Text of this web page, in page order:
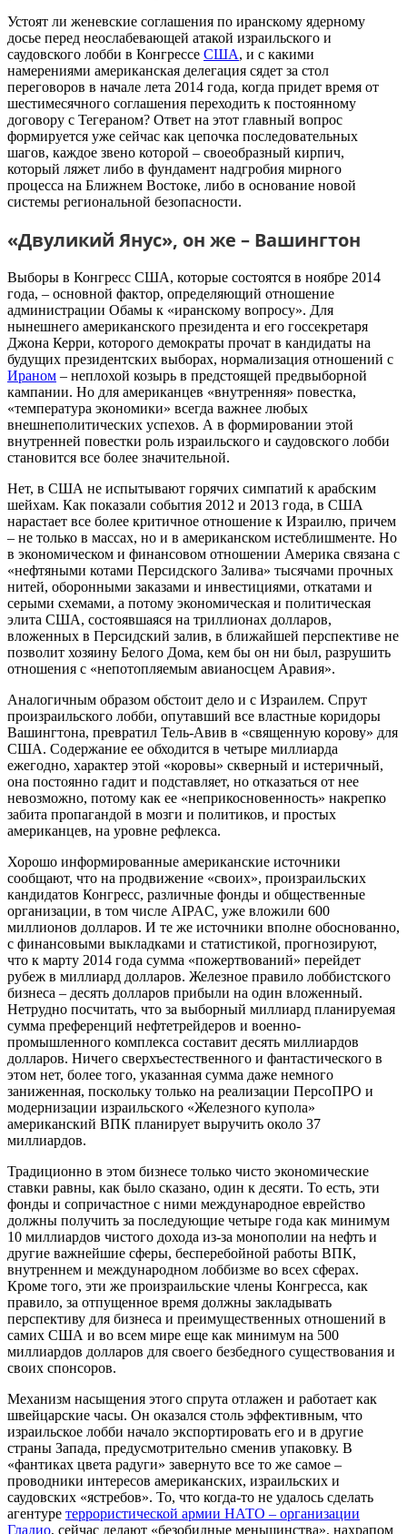
Устоят ли женевские соглашения по иранскому ядерному
досье перед неослабевающей атакой израильского и
саудовского лобби в Конгрессе США, и с какими
намерениями американская делегация сядет за стол
переговоров в начале лета 2014 года, когда придет время от
шестимесячного соглашения переходить к постоянному
договору с Тегераном? Ответ на этот главный вопрос
формируется уже сейчас как цепочка последовательных
шагов, каждое звено которой – своеобразный кирпич,
который ляжет либо в фундамент надгробия мирного
процесса на Ближнем Востоке, либо в основание новой
системы региональной безопасности.
«Двуликий Янус», он же – Вашингтон
Выборы в Конгресс США, которые состоятся в ноябре 2014
года, – основной фактор, определяющий отношение
администрации Обамы к «иранскому вопросу». Для
нынешнего американского президента и его госсекретаря
Джона Керри, которого демократы прочат в кандидаты на
будущих президентских выборах, нормализация отношений с
Ираном – неплохой козырь в предстоящей предвыборной
кампании. Но для американцев «внутренняя» повестка,
«температура экономики» всегда важнее любых
внешнеполитических успехов. А в формировании этой
внутренней повестки роль израильского и саудовского лобби
становится все более значительной.
Нет, в США не испытывают горячих симпатий к арабским
шейхам. Как показали события 2012 и 2013 года, в США
нарастает все более критичное отношение к Израилю, причем
– не только в массах, но и в американском истеблишменте. Но
в экономическом и финансовом отношении Америка связана с
«нефтяными котами Персидского Залива» тысячами прочных
нитей, оборонными заказами и инвестициями, откатами и
серыми схемами, а потому экономическая и политическая
элита США, состоявшаяся на триллионах долларов,
вложенных в Персидский залив, в ближайшей перспективе не
позволит хозяину Белого Дома, кем бы он ни был, разрушить
отношения с «непотопляемым авианосцем Аравия».
Аналогичным образом обстоит дело и с Израилем. Спрут
произраильского лобби, опутавший все властные коридоры
Вашингтона, превратил Тель-Авив в «священную корову» для
США. Содержание ее обходится в четыре миллиарда
ежегодно, характер этой «коровы» скверный и истеричный,
она постоянно гадит и подставляет, но отказаться от нее
невозможно, потому как ее «неприкосновенность» накрепко
забита пропагандой в мозги и политиков, и простых
американцев, на уровне рефлекса.
Хорошо информированные американские источники
сообщают, что на продвижение «своих», произраильских
кандидатов Конгресс, различные фонды и общественные
организации, в том числе AIPAC, уже вложили 600
миллионов долларов. И те же источники вполне обоснованно,
с финансовыми выкладками и статистикой, прогнозируют,
что к марту 2014 года сумма «пожертвований» перейдет
рубеж в миллиард долларов. Железное правило лоббистского
бизнеса – десять долларов прибыли на один вложенный.
Нетрудно посчитать, что за выборный миллиард планируемая
сумма преференций нефтетрейдеров и военно-
промышленного комплекса составит десять миллиардов
долларов. Ничего сверхъестественного и фантастического в
этом нет, более того, указанная сумма даже немного
заниженная, поскольку только на реализации ПерсоПРО и
модернизации израильского «Железного купола»
американский ВПК планирует выручить около 37
миллиардов.
Традиционно в этом бизнесе только чисто экономические
ставки равны, как было сказано, один к десяти. То есть, эти
фонды и сопричастное с ними международное еврейство
должны получить за последующие четыре года как минимум
10 миллиардов чистого дохода из-за монополии на нефть и
другие важнейшие сферы, бесперебойной работы ВПК,
внутреннем и международном лоббизме во всех сферах.
Кроме того, эти же произраильские члены Конгресса, как
правило, за отпущенное время должны закладывать
перспективу для бизнеса и преимущественных отношений в
самих США и во всем мире еще как минимум на 500
миллиардов долларов для своего безбедного существования и
своих спонсоров.
Механизм насыщения этого спрута отлажен и работает как
швейцарские часы. Он оказался столь эффективным, что
израильское лобби начало экспортировать его и в другие
страны Запада, предусмотрительно сменив упаковку. В
«фантиках цвета радуги» завернуто все то же самое –
проводники интересов американских, израильских и
саудовских «ястребов». То, что когда-то не удалось сделать
агентуре террористической армии НАТО – организации
Гладио, сейчас делают «безобидные меньшинства», нахрапом